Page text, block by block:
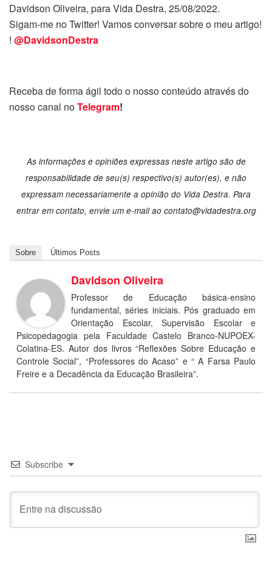
Davidson Oliveira, para Vida Destra, 25/08/2022.
Sigam-me no Twitter! Vamos conversar sobre o meu artigo!
! @DavidsonDestra
Receba de forma ágil todo o nosso conteúdo através do
nosso canal noTelegram!
As informações e opiniões expressas neste artigo são de
responsabilidade de seu(s) respectivo(s) autor(es), e não
expressam necessariamente a opinião do Vida Destra. Para
entrar em contato, envie um e-mail ao contato@vidadestra.org
Sobre Últimos Posts
Davidson Oliveira
Professor de Educação básica-ensino
fundamental, séries iniciais. Pós graduado em
Orientação Escolar, Supervisão Escolar e
Psicopedagogia pela Faculdade Castelo Branco-NUPOEX-
Colatina-ES. Autor dos livros “Reflexões Sobre Educação e
Controle Social”, “Professores do Acaso” e “ A Farsa Paulo
Freire e a Decadência da Educação Brasileira”.
Subscribe